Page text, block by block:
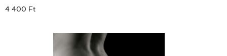
4 400 Ft